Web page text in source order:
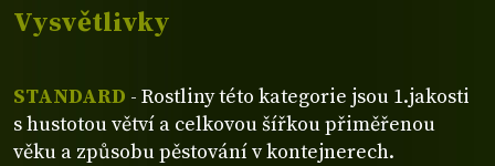
Vysvětlivky
STANDARD - Rostliny této kategorie jsou 1.jakosti
s hustotou větví a celkovou šířkou přiměřenou
věku a způsobu pěstování v kontejnerech.